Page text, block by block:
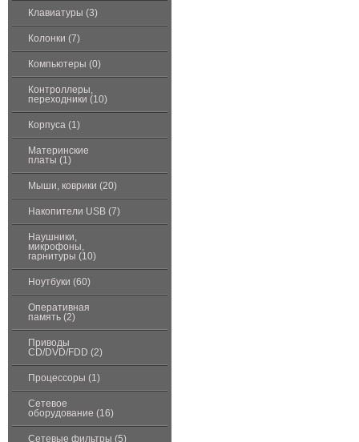
Клавиатуры (3)
Колонки (7)
Компьютеры (0)
Контроллеры,
переходники (10)
Корпуса (1)
Материнские
платы (1)
Мыши, коврики (20)
Накопители USB (7)
Наушники,
микрофоны,
гарнитуры (10)
Ноутбуки (60)
Оперативная
память (2)
Приводы
CD/DVD/FDD (2)
Процессоры (1)
Сетевое
оборудование (16)
Сетевые фильтры (5)